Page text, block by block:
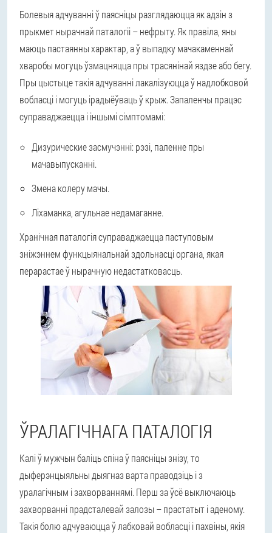
Болевыя адчуванні ў паясніцы разглядаюцца як адзін з
прыкмет нырачнай паталогіі – нефрыту. Як правіла, яны
маюць пастаянны характар, а ў выпадку мачакаменнай
хваробы могуць ўзмацняцца пры трасянінай яздзе або бегу.
Пры цыстыце такія адчуванні лакалізуюцца ў надлобковой
вобласці і могуць ірадыёўваць ў крыж. Запаленчы працэс
суправаджаецца і іншымі сімптомамі:
Дизурические засмучэнні: рэзі, паленне пры
мачавыпусканні.
Змена колеру мачы.
Ліхаманка, агульнае недамаганне.
Хранічная паталогія суправаджаецца паступовым
зніжэннем функцыянальнай здольнасці органа, якая
перарастае ў нырачную недастатковасць.
ЎРАЛАГІЧНАГА ПАТАЛОГІЯ
Калі ў мужчын баліць спіна ў паясніцы знізу, то
дыферэнцыяльны дыягназ варта праводзіць і з
уралагічным і захворваннямі. Перш за ўсё выключаюць
захворванні прадсталевай залозы – прастатыт і аденому.
Такія болю адчуваюцца ў лабковай вобласці і пахвіны, якія